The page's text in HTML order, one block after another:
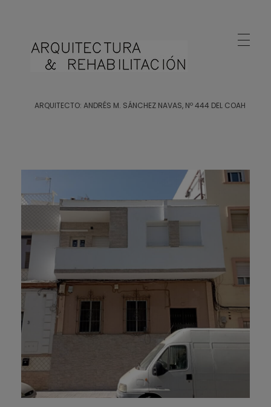
ARQUITECTO: ANDRÉS M. SÁNCHEZ NAVAS, Nº 444 DEL COAH